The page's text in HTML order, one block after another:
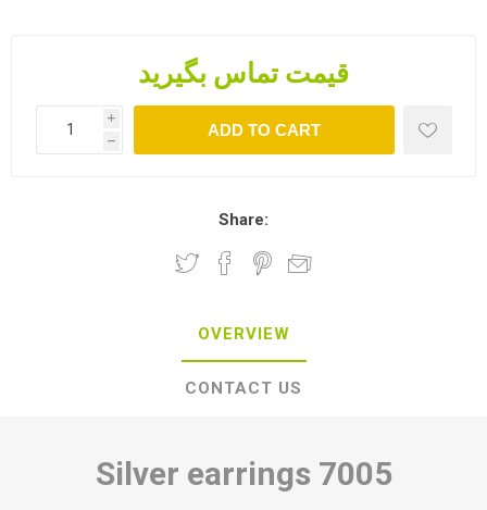
قیمت تماس بگیرید
i
h
ADD TO CART
Share:
OVERVIEW
CONTACT US
Silver earrings 7005